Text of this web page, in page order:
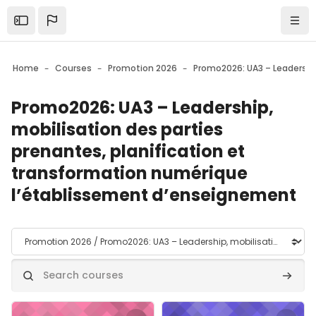
Ouvrir la barre latérale
Home Courses Promotion 2026
Promo2026: UA3 – Leadership,
mobilisation des parties
prenantes, planification et
transformation numérique
l’établissement d’enseignement
Course categories
Search courses
Course image" UA3a - Leadership éducatif et
Course image" UA3b -